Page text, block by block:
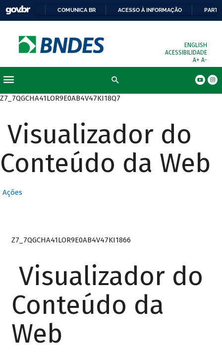
COMUNICA BR ACESSO À INFORMAÇÃO
ENGLISH
ACESSIBILIDADE
A+ A-
Z7_7QGCHA41LOR9E0AB4V47KI18Q7
Visualizador do
Conteúdo da Web
Ações
Z7_7QGCHA41LOR9E0AB4V47KI1866
Visualizador do
Conteúdo da
Web